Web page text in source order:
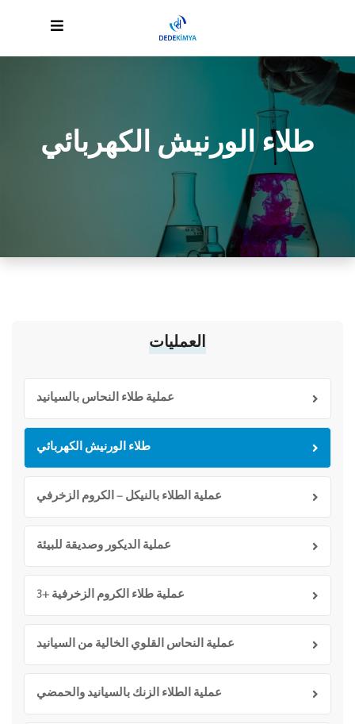
طلاء الورنيش الكهربائي
العمليات
عملية طلاء النحاس بالسيانيد
طلاء الورنيش الكهربائي
عملية الطلاء بالنيكل – الكروم الزخرفي
عملية الديكور وصديقة للبيئة
عملية طلاء الكروم الزخرفية +3
عملية النحاس القلوي الخالية من السيانيد
عملية الطلاء الزنك بالسيانيد والحمضي